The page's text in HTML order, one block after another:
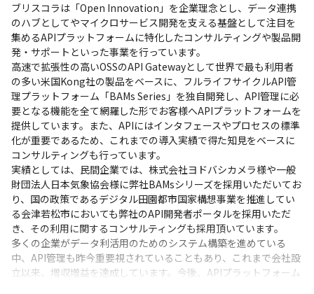
ブリスコラは「Open Innovation」を企業理念とし、データ連携
のハブとしてやマイクロサービス開発を支える基盤として注目を
集めるAPIプラットフォームに特化したコンサルティングや製品開
発・サポートといった事業を行っています。
高速で拡張性の高いOSSのAPI Gatewayとして世界で最も利用者
の多い米国Kong社の製品をベースに、フルライフサイクルAPI管
理プラットフォーム「BAMs Series」を独自開発し、API管理に必
要となる機能を全て網羅した形でお客様へAPIプラットフォームを
提供しています。また、APIにはインタフェースやプロセスの標準
化が重要であるため、これまでの導入実績で得た知見をベースに
コンサルティングも行っています。
実績としては、民間企業では、株式会社ヨドバシカメラ様や一般
財団法人日本気象協会様に弊社BAMsシリーズを採用いただいてお
り、国の政策であるデジタル田園都市国家構想事業を推進してい
る会津若松市においても弊社のAPI開発者ポータルを採用いただ
き、その利用に関するコンサルティングも採用頂いています。
多くの企業がデータ利活用のためのシステム構築を進めている
中、API管理も昨今重要視されていることもあり、これまで会社設
立以来、増収増益を達成しています。今後、APIプラットフォーム